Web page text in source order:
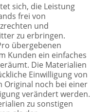
sich, die Leistung
frei von
und
zu erbringen.
übergebenen
Kunden ein einfaches
Die Materialien
Einwilligung von
Original noch bei einer
verändert werden.
zu sonstigen